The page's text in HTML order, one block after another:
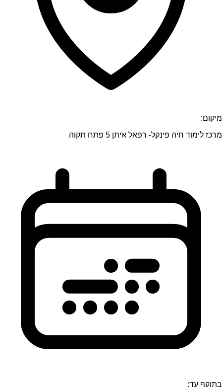
מיקום:
מרכז לימוד חיה פינקל- רפאל איתן 5 פתח תקוה
בתוקף עד: